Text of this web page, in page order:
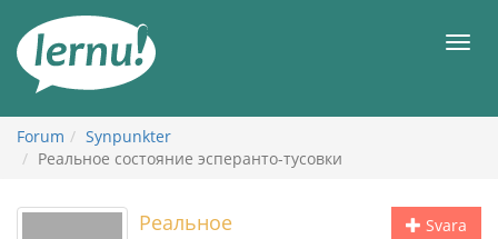
sidans
innehåll
Meny
Forum
Synpunkter
Реальное состояние эсперанто-тусовки
Svara
Реальное